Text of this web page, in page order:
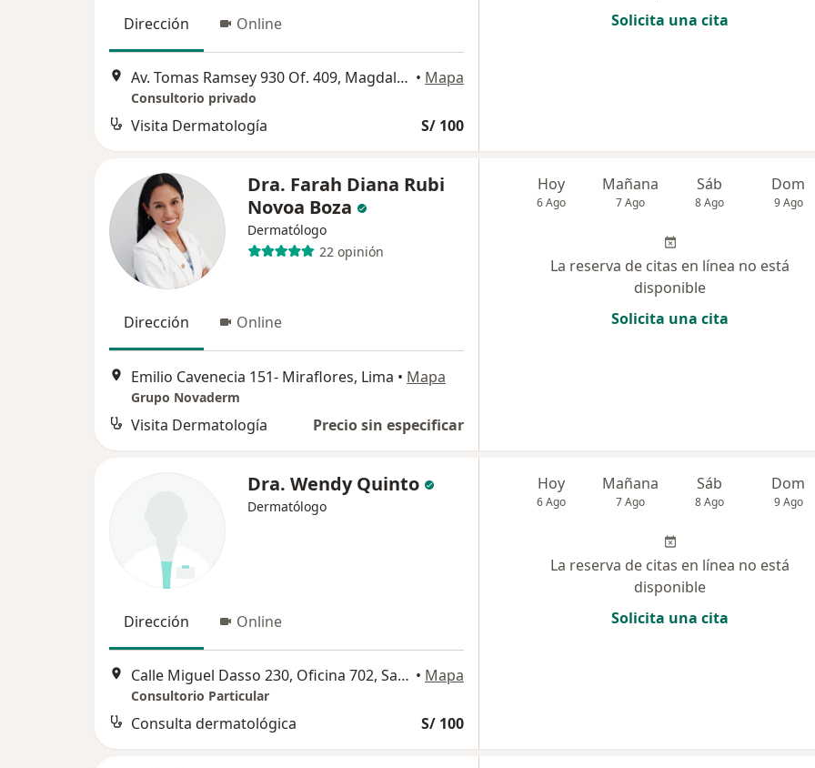
Dirección Online
Av. Tomas Ramsey 930 Of. 409, Magdalena del Mar • Mapa
Consultorio privado
Visita Dermatología S/ 100
Solicita una cita
Dra. Farah Diana Rubi
Novoa Boza
Dermatólogo
22 opinión
Dirección Online
Emilio Cavenecia 151- Miraflores, Lima • Mapa
Grupo Novaderm
Visita Dermatología Precio sin especificar
Hoy
6 Ago
Mañana
7 Ago
Sáb
8 Ago
Dom
9 Ago
La reserva de citas en línea no está
disponible
Solicita una cita
Dra. Wendy Quinto
Dermatólogo
Dirección Online
Calle Miguel Dasso 230, Oficina 702, San Isidro • Mapa
Consultorio Particular
Consulta dermatológica S/ 100
Hoy
6 Ago
Mañana
7 Ago
Sáb
8 Ago
Dom
9 Ago
La reserva de citas en línea no está
disponible
Solicita una cita